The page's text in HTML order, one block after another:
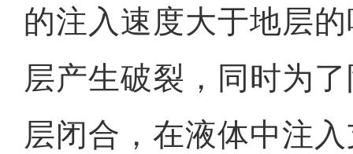
的注入速度大于地层
层产生破裂，同时为
层闭合，在液体中注